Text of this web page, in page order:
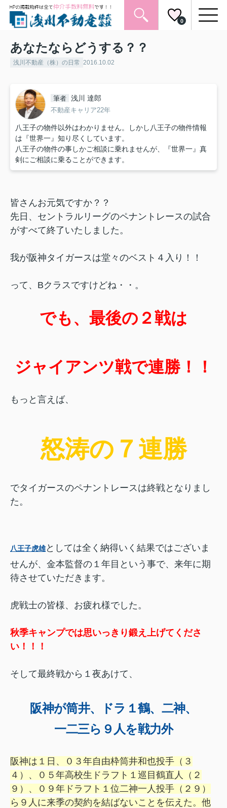
0
あなたならどうする？？
浅川不動産（株）の日常 2016.10.02
筆者 浅川 達郎
不動産キャリア22年
八王子の物件以外はわかりません。しかし八王子の物件情報
は『世界一』知り尽くしています。
八王子の物件の事しかご相談に乗れませんが、『世界一』真
剣にご相談に乗ることができます。
皆さんお元気ですか？？
先日、セントラルリーグのペナントレースの試合
がすべて終了いたしました。
我が阪神タイガースは堂々のベスト４入り！！
って、Bクラスですけどね・・。
でも、最後の２戦は
ジャイアンツ戦で連勝！！
もっと言えば、
怒涛の７連勝
でタイガースのペナントレースは終戦となりまし
た。
八王子虎雄としては全く納得いく結果ではございま
せんが、金本監督の１年目という事で、来年に期
待させていただきます。
虎戦士の皆様、お疲れ様でした。
秋季キャンプでは思いっきり鍛え上げてくださ
い！！！
そして最終戦から１夜あけて、
阪神が筒井、ドラ１鶴、二神、
一二三ら９人を戦力外
阪神は１日、０３年自由枠筒井和也投手（３
４）、０５年高校生ドラフト１巡目鶴直人（２
９）、０９年ドラフト１位二神一人投手（２９）
ら９人に来季の契約を結ばないことを伝えた。 他